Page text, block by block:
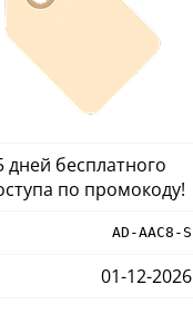
дней бесплатного
по промокоду!
AD-AAC8-S
01-12-2026